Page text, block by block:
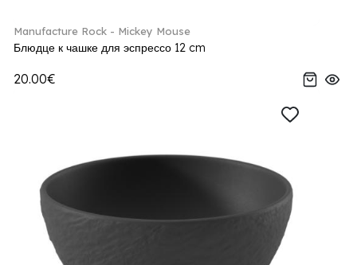
Manufacture Rock - Mickey Mouse
Блюдце к чашке для эспрессо 12 cm
20.00€